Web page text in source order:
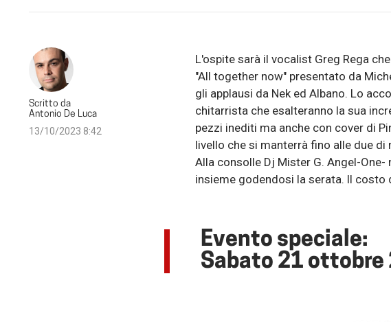
Scritto da
Antonio De Luca
13/10/2023 8:42
L'ospite sarà il vocalist Greg Rega
"All together now" presentato da
gli applausi da Nek ed Albano. Lo
chitarrista che esalteranno la sua
pezzi inediti ma anche con cover di
livello che si manterrà fino alle due
Alla consolle Dj Mister G. Angel-
insieme godendosi la serata. ll
Evento speciale:
Sabato 21 ottobre